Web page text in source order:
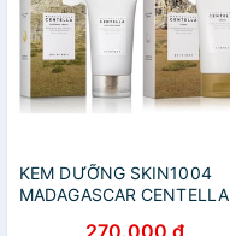
KEM DƯỠNG SKIN1004
MADAGASCAR CENTELLA
270.000 đ